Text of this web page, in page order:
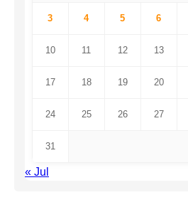
3 4 5 6
10 11 12 13
17 18 19 20
24 25 26 27
31
« Jul